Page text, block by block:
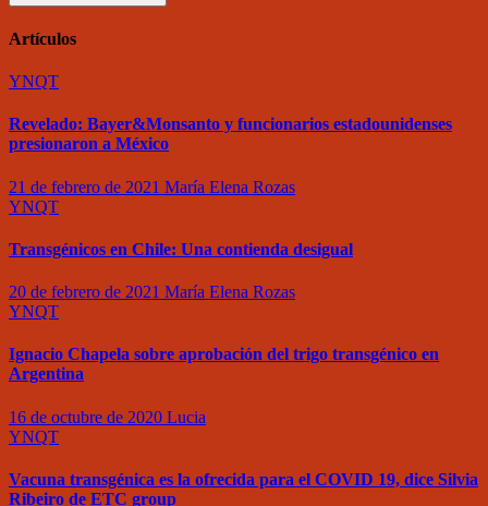
Artículos
YNQT
Revelado: Bayer&Monsanto y funcionarios estadounidenses
presionaron a México
21 de febrero de 2021 María Elena Rozas
YNQT
Transgénicos en Chile: Una contienda desigual
20 de febrero de 2021 María Elena Rozas
YNQT
Ignacio Chapela sobre aprobación del trigo transgénico en
Argentina
16 de octubre de 2020 Lucia
YNQT
Vacuna transgénica es la ofrecida para el COVID 19, dice Silvia
Ribeiro de ETC group